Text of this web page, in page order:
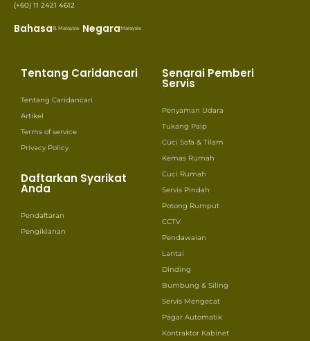
(+60) 11 2421 4612
BahasaB. Malaysia NegaraMalaysia
Tentang Caridancari
Tentang Caridancari
Artikel
Terms of service
Privacy Policy
Daftarkan Syarikat
Anda
Pendaftaran
Pengiklanan
Senarai Pemberi
Servis
Penyaman Udara
Tukang Paip
Cuci Sofa & Tilam
Kemas Rumah
Cuci Rumah
Servis Pindah
Potong Rumput
CCTV
Pendawaian
Lantai
Dinding
Bumbung & Siling
Servis Mengecat
Pagar Automatik
Kontraktor Kabinet